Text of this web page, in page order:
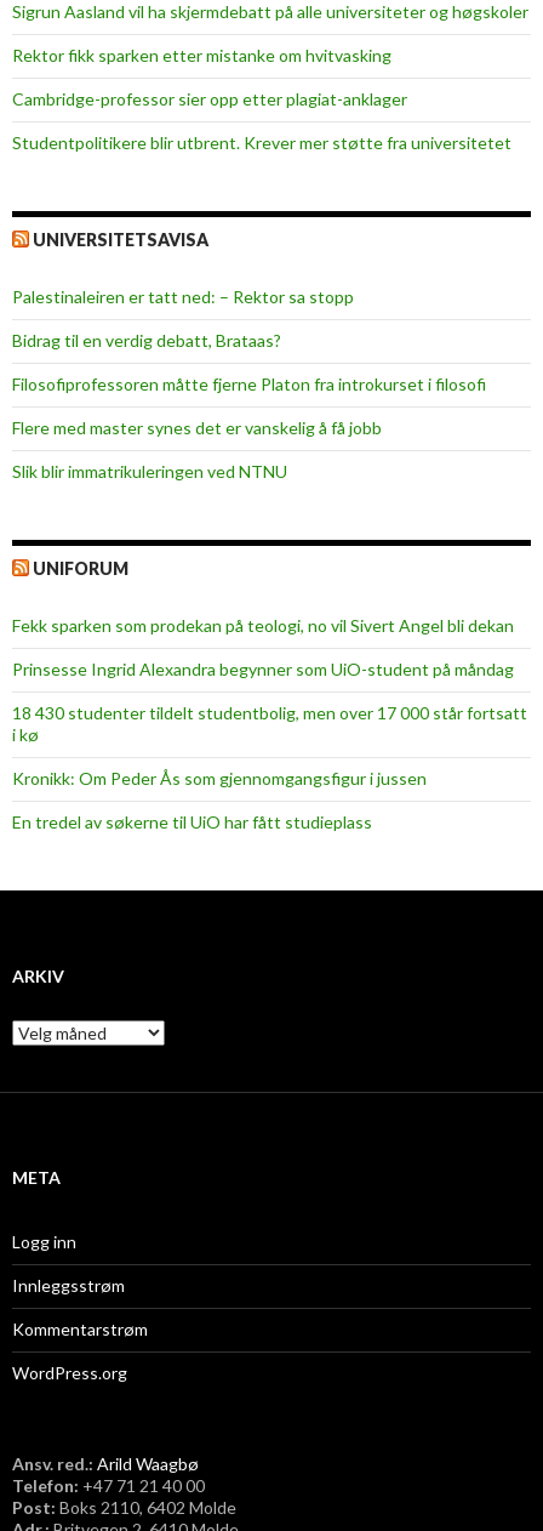
Sigrun Aasland vil ha skjerm­debatt på alle universiteter og høgskoler
Rektor fikk sparken etter mistanke om hvitvasking
Cambridge-professor sier opp etter plagiat-anklager
Studentpolitikere blir utbrent. Krever mer støtte fra universitetet
UNIVERSITETSAVISA
Palestinaleiren er tatt ned: – Rektor sa stopp
Bidrag til en verdig debatt, Brataas?
Filosofiprofessoren måtte fjerne Platon fra introkurset i filosofi
Flere med master synes det er vanskelig å få jobb
Slik blir immatrikuleringen ved NTNU
UNIFORUM
Fekk sparken som prodekan på teologi, no vil Sivert Angel bli dekan
Prinsesse Ingrid Alexandra begynner som UiO-student på måndag
18 430 studenter tildelt studentbolig, men over 17 000 står fortsatt
i kø
Kronikk: Om Peder Ås som gjennomgangsfigur i jussen
En tredel av søkerne til UiO har fått studieplass
ARKIV
A
r
i
META
Logg inn
Innleggsstrøm
Kommentarstrøm
WordPress.org
Ansv. red.: Arild Waagbø
Telefon: ​+47 71 21 40 00
Post: Boks 2110, 6402 Molde